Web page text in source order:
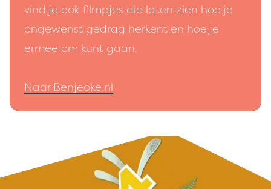
vind je ook filmpjes die laten zien hoe je
ongewenst gedrag herkent en hoe je
ermee om kunt gaan.
Naar Benjeoke.nl